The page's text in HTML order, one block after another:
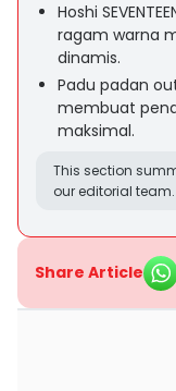
Hoshi
ragam warna
dinamis.
Padu padan
membuat
maksimal.
This section
our editorial team.
Share Article